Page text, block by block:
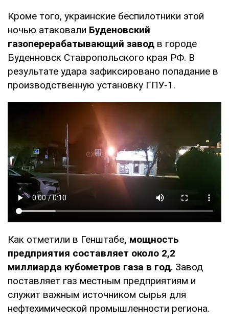
Кроме того, украинские беспилотники этой
ночью атаковали Буденовский
газоперерабатывающий завод в городе
Буденновск Ставропольского края РФ. В
результате удара зафиксировано попадание в
производственную установку ГПУ-1.
Как отметили в Генштабе, мощность
предприятия составляет около 2,2
миллиарда кубометров газа в год. Завод
поставляет газ местным предприятиям и
служит важным источником сырья для
нефтехимической промышленности региона.